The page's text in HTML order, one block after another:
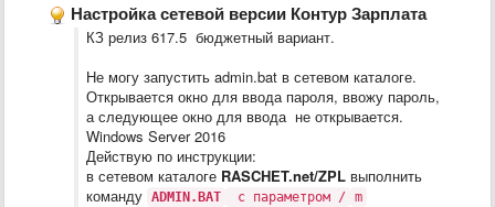
Настройка сетевой версии Контур Зарплата
КЗ релиз 617.5 бюджетный вариант.
Не могу запустить admin.bat в сетевом каталоге.
Открывается окно для ввода пароля, ввожу пароль,
а следующее окно для ввода не открывается.
Windows Server 2016
Действую по инструкции:
в сетевом каталоге RASCHET.net/ZPL выполнить
команду ADMIN.BAT с параметром / m